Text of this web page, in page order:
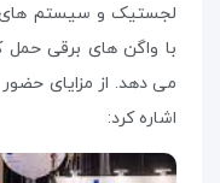
لجستیک و سیستم های
با واگن های برقی حمل
می دهد. از مزایای حضور
اشاره کرد: